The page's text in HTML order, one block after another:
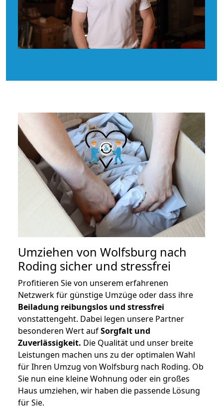
Umziehen von Wolfsburg nach
Roding sicher und stressfrei
Profitieren Sie von unserem erfahrenen
Netzwerk für günstige Umzüge oder dass ihre
Beiladung reibungslos und stressfrei
vonstattengeht. Dabei legen unsere Partner
besonderen Wert aufSorgfalt und
Zuverlässigkeit. Die Qualität und unser breite
Leistungen machen uns zu der optimalen Wahl
für Ihren Umzug von Wolfsburg nach Roding. Ob
Sie nun eine kleine Wohnung oder ein großes
Haus umziehen, wir haben die passende Lösung
für Sie.